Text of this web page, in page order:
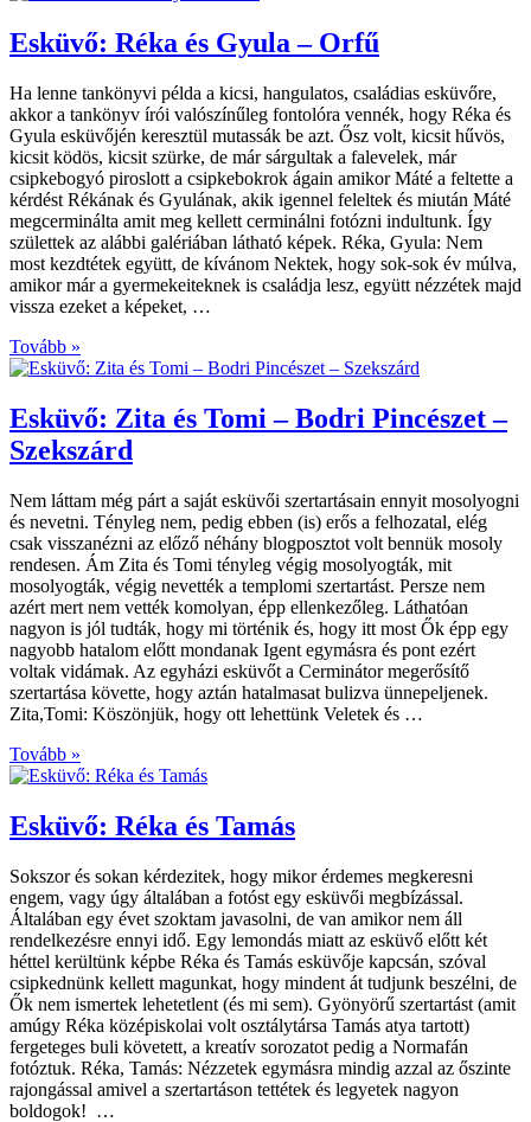
Esküvő: Réka és Gyula – Orfű
Ha lenne tankönyvi példa a kicsi, hangulatos, családias esküvőre,
akkor a tankönyv írói valószínűleg fontolóra vennék, hogy Réka és
Gyula esküvőjén keresztül mutassák be azt. Ősz volt, kicsit hűvös,
kicsit ködös, kicsit szürke, de már sárgultak a falevelek, már
csipkebogyó piroslott a csipkebokrok ágain amikor Máté a feltette a
kérdést Rékának és Gyulának, akik igennel feleltek és miután Máté
megcerminálta amit meg kellett cerminálni fotózni indultunk. Így
születtek az alábbi galériában látható képek. Réka, Gyula: Nem
most kezdtétek együtt, de kívánom Nektek, hogy sok-sok év múlva,
amikor már a gyermekeiteknek is családja lesz, együtt nézzétek majd
vissza ezeket a képeket, …
Tovább »
Esküvő: Zita és Tomi – Bodri Pincészet –
Szekszárd
Nem láttam még párt a saját esküvői szertartásain ennyit mosolyogni
és nevetni. Tényleg nem, pedig ebben (is) erős a felhozatal, elég
csak visszanézni az előző néhány blogposztot volt bennük mosoly
rendesen. Ám Zita és Tomi tényleg végig mosolyogták, mit
mosolyogták, végig nevették a templomi szertartást. Persze nem
azért mert nem vették komolyan, épp ellenkezőleg. Láthatóan
nagyon is jól tudták, hogy mi történik és, hogy itt most Ők épp egy
nagyobb hatalom előtt mondanak Igent egymásra és pont ezért
voltak vidámak. Az egyházi esküvőt a Cerminátor megerősítő
szertartása követte, hogy aztán hatalmasat bulizva ünnepeljenek.
Zita,Tomi: Köszönjük, hogy ott lehettünk Veletek és …
Tovább »
Esküvő: Réka és Tamás
Sokszor és sokan kérdezitek, hogy mikor érdemes megkeresni
engem, vagy úgy általában a fotóst egy esküvői megbízással.
Általában egy évet szoktam javasolni, de van amikor nem áll
rendelkezésre ennyi idő. Egy lemondás miatt az esküvő előtt két
héttel kerültünk képbe Réka és Tamás esküvője kapcsán, szóval
csipkednünk kellett magunkat, hogy mindent át tudjunk beszélni, de
Ők nem ismertek lehetetlent (és mi sem). Gyönyörű szertartást (amit
amúgy Réka középiskolai volt osztálytársa Tamás atya tartott)
fergeteges buli követett, a kreatív sorozatot pedig a Normafán
fotóztuk. Réka, Tamás: Nézzetek egymásra mindig azzal az őszinte
rajongással amivel a szertartáson tettétek és legyetek nagyon
boldogok! …